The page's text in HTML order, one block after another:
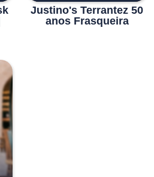
Justino's Terrantez 50
anos Frasqueira